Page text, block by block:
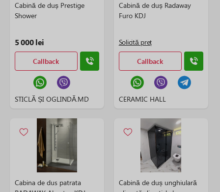
Cabină de duș Prestige
Shower
5 000 lei
Callback
STICLĂ ȘI OGLINDĂ.MD
Cabină de duș Radaway
Furo KDJ
Solicită preț
Callback
CERAMIC HALL
Cabina de dus patrata
Cabină de duș unghiulară